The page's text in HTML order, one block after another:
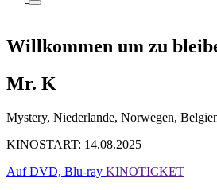
Willkommen um zu
Mr. K
Mystery, Niederlande, Norwegen,
KINOSTART: 14.08.2025
Auf DVD, Blu-ray KINOTICKET